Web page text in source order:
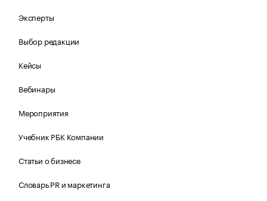
Эксперты
Выбор редакции
Кейсы
Вебинары
Мероприятия
Учебник РБК Компании
Статьи о бизнесе
Словарь PR и маркетинга